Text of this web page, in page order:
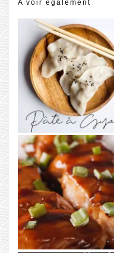
A voir également